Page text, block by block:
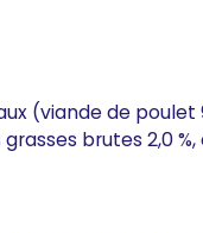
(viande de poulet
brutes 2,0